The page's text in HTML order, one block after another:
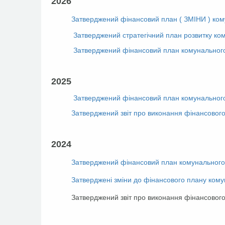
Затверджений фінансовий план ( ЗМІНИ )
Затверджений стратегічний план розвитку
Затверджений фінансовий план
2025
Затверджений фінансовий план
Затверджений звіт про виконання
2024
Затверджений фінансовий план
Затверджені зміни до фінансового плану
Затверджений звіт про виконання фінансового